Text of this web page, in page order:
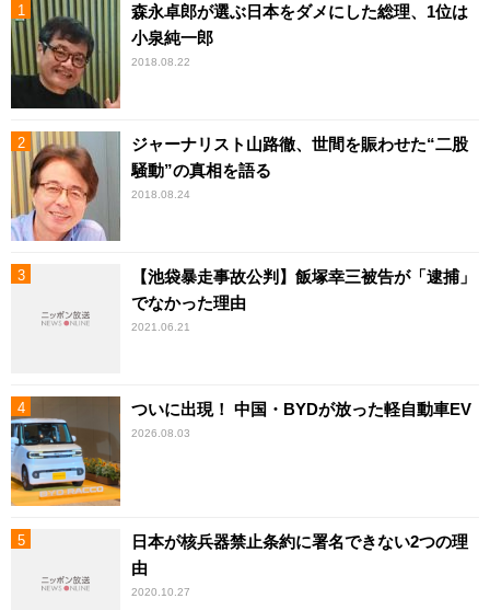
森永卓郎が選ぶ日本をダメにした総理、1位は
小泉純一郎
2018.08.22
ジャーナリスト山路徹、世間を賑わせた“二股
騒動”の真相を語る
2018.08.24
【池袋暴走事故公判】飯塚幸三被告が「逮捕」
でなかった理由
2021.06.21
ついに出現！ 中国・BYDが放った軽自動車EV
2026.08.03
日本が核兵器禁止条約に署名できない2つの理
由
2020.10.27